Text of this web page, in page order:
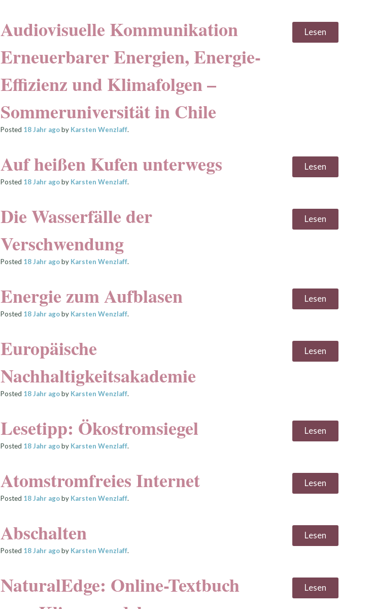
Audiovisuelle Kommunikation
Erneuerbarer Energien, Energie-
Effizienz und Klimafolgen –
Sommeruniversität in Chile
Lesen
Posted 18 Jahragoby Karsten Wenzlaff.
Auf heißen Kufen unterwegs Lesen
Posted 18 Jahragoby Karsten Wenzlaff.
Die Wasserfälle der
Verschwendung
Lesen
Posted 18 Jahragoby Karsten Wenzlaff.
Energie zum Aufblasen Lesen
Posted 18 Jahragoby Karsten Wenzlaff.
Europäische
Nachhaltigkeitsakademie
Lesen
Posted 18 Jahragoby Karsten Wenzlaff.
Lesetipp: Ökostromsiegel Lesen
Posted 18 Jahragoby Karsten Wenzlaff.
Atomstromfreies Internet Lesen
Posted 18 Jahragoby Karsten Wenzlaff.
Abschalten Lesen
Posted 18 Jahragoby Karsten Wenzlaff.
NaturalEdge: Online-Textbuch
Lesen